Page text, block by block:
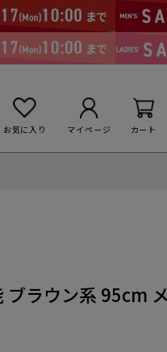
お気に入り マイページ カート
ブラウン系 95cm